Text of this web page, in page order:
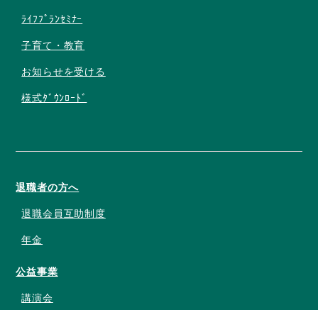
ﾗｲﾌﾌﾟﾗﾝｾﾐﾅｰ
子育て・教育
お知らせを受ける
様式ﾀﾞｳﾝﾛｰﾄﾞ
退職者の方へ
退職会員互助制度
年金
公益事業
講演会